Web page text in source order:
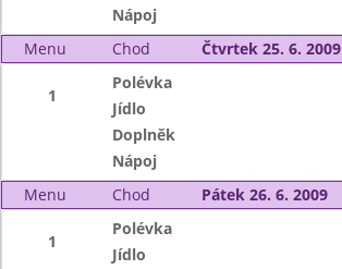
Nápoj
Menu
Chod Čtvrtek 25. 6. 2009
1
Polévka
Jídlo
Doplněk
Nápoj
Menu
Chod Pátek 26. 6. 2009
1
Polévka
Jídlo